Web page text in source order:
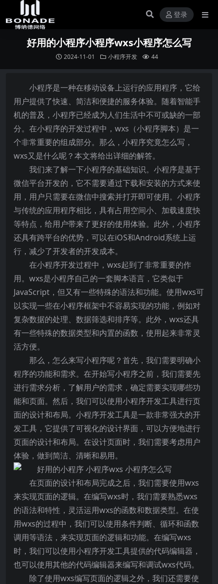
登录
好用的小程序小程序wxs小程序怎么写
2024-11-01 小程序开发 44
小程序是一种在移动设备上运行的应用程序，它给
用户提供了快速、简洁和便捷的服务体验。随着智能手
机的普及，小程序已经成为人们生活中不可或缺的一部
分。在小程序的开发过程中，wxs（小程序脚本）是一
个非常重要的组成部分。那么，小程序究竟怎么写，
wxs又是什么呢？本文将给出详细的解答。
我们来了解一下小程序的基础知识。小程序是基于
微信平台开发的，它不需要通过下载和安装的方式来使
用，用户只需要在微信中搜索并打开即可使用。小程序
与传统的应用程序相比，具有占用空间小、加载速度快
等特点，给用户带来了更好的使用体验。此外，小程序
还具有跨平台的优势，可以在iOS和Android系统上运
行，减少了开发者的开发成本。
在小程序开发过程中，wxs起到了非常重要的作
用。wxs是小程序自己的一套脚本语言，它类似于
JavaScript，但又有一些特殊的语法和功能。使用wxs可
以实现一些在小程序框架中不容易实现的功能，例如对
复杂数据的处理、数据筛选和排序等。此外，wxs还具
有一些特殊的数据类型和内置的函数，使用起来非常灵
活方便。
那么，怎么来写小程序呢？首先，我们需要明确小
程序的功能和需求。在开始写小程序之前，我们需要先
进行需求分析，了解用户的需求，确定需要实现哪些功
能和页面。然后，我们可以使用小程序开发工具进行页
面的设计和布局。小程序开发工具是一款非常强大的开
发工具，它提供了可视化的设计界面，可以方便地进行
页面的设计和布局。在设计页面时，我们需要考虑用户
体验，做到简洁、清晰和易用。
在页面的设计和布局完成之后，我们需要使用wxs
来实现页面的逻辑。在编写wxs时，我们需要熟悉wxs
的语法和特性，灵活运用wxs的函数和数据类型。在使
用wxs的过程中，我们可以使用条件判断、循环和函数
调用等语法，来实现页面的逻辑和功能。在编写wxs
时，我们可以使用小程序开发工具提供的代码编辑器，
也可以使用其他的代码编辑器来编写和调试wxs代码。
除了使用wxs编写页面的逻辑之外，我们还需要使